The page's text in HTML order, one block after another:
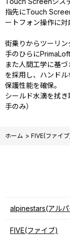
指先にTouch
ートフォン操作に対
街乗りからツーリン
手のひらに
また人間工学に基
を採用し、ハンドル
保護性能を確保。
シールド水滴を拭
手のみ）
ホーム > FIVE(ファイ
alpinestars(アル
FIVE(ファイブ)